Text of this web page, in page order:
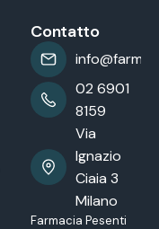
Contatto
02 6901
8159
Via
Ignazio
Ciaia 3
Milano
Farmacia Pesenti